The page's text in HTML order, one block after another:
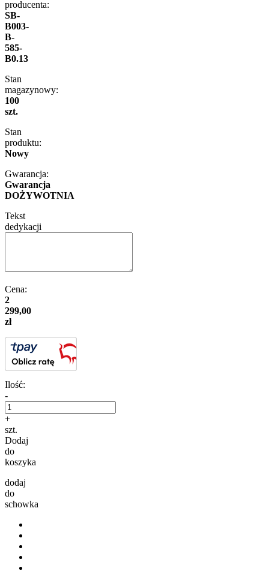
producenta:
SB-
B003-
B-
585-
B0.13
Stan
magazynowy:
100
szt.
Stan
produktu:
Nowy
Gwarancja:
Gwarancja
DOŻYWOTNIA
Tekst
dedykacji
Cena:
2
299,00
zł
Ilość:
-
+
szt.
Dodaj
do
koszyka
dodaj
do
schowka